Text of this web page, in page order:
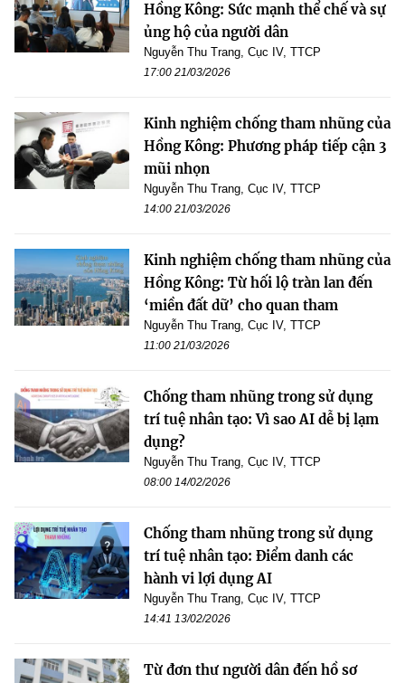
Hồng Kông: Sức mạnh thể chế và sự
ủng hộ của người dân
Nguyễn Thu Trang, Cục IV, TTCP
17:00 21/03/2026
Kinh nghiệm chống tham nhũng của
Hồng Kông: Phương pháp tiếp cận 3
mũi nhọn
Nguyễn Thu Trang, Cục IV, TTCP
14:00 21/03/2026
Kinh nghiệm chống tham nhũng của
Hồng Kông: Từ hối lộ tràn lan đến
‘miền đất dữ’ cho quan tham
Nguyễn Thu Trang, Cục IV, TTCP
11:00 21/03/2026
Chống tham nhũng trong sử dụng
trí tuệ nhân tạo: Vì sao AI dễ bị lạm
dụng?
Nguyễn Thu Trang, Cục IV, TTCP
08:00 14/02/2026
Chống tham nhũng trong sử dụng
trí tuệ nhân tạo: Điểm danh các
hành vi lợi dụng AI
Nguyễn Thu Trang, Cục IV, TTCP
14:41 13/02/2026
Từ đơn thư người dân đến hồ sơ